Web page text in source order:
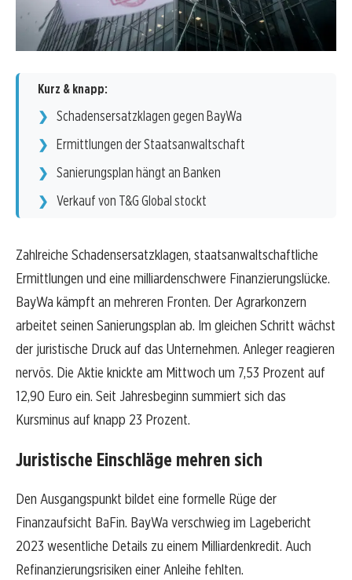
Kurz & knapp:
Schadensersatzklagen gegen BayWa
Ermittlungen der Staatsanwaltschaft
Sanierungsplan hängt an Banken
Verkauf von T&G Global stockt
Zahlreiche Schadensersatzklagen, staatsanwaltschaftliche
Ermittlungen und eine milliardenschwere Finanzierungslücke.
BayWa kämpft an mehreren Fronten. Der Agrarkonzern
arbeitet seinen Sanierungsplan ab. Im gleichen Schritt wächst
der juristische Druck auf das Unternehmen. Anleger reagieren
nervös. Die Aktie knickte am Mittwoch um 7,53 Prozent auf
12,90 Euro ein. Seit Jahresbeginn summiert sich das
Kursminus auf knapp 23 Prozent.
Juristische Einschläge mehren sich
Den Ausgangspunkt bildet eine formelle Rüge der
Finanzaufsicht BaFin. BayWa verschwieg im Lagebericht
2023 wesentliche Details zu einem Milliardenkredit. Auch
Refinanzierungsrisiken einer Anleihe fehlten.